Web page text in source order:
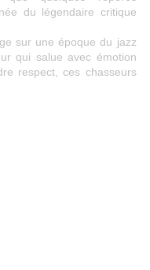
du légendaire critique
sur une époque du jazz
qui salue avec émotion
respect, ces chasseurs